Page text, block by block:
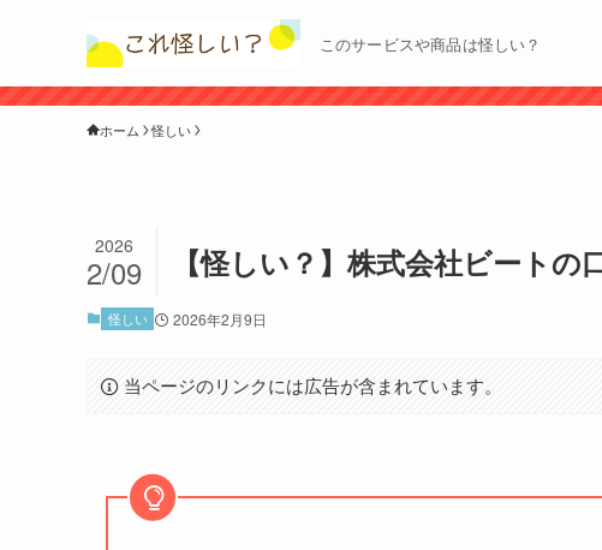
このサービスや商品は怪しい？
ホーム 怪しい
【怪しい？】株式会社ビート
2026
2/09
怪しい 2026年2月9日
当ページのリンクには広告が含まれています。